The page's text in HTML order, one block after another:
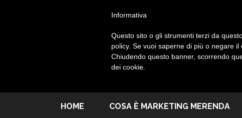
IL VERTICE
HOME COSA È MARKETING MERENDA
Informativa
Questo sito o gli strumenti terzi da
policy. Se vuoi saperne di più o negare
Chiudendo questo banner, scorrendo
dei cookie.